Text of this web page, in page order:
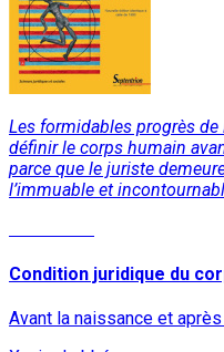
Les formidables progrès
définir le corps humain
parce que le juriste
l’immuable et
Condition juridique du
Avant la naissance et